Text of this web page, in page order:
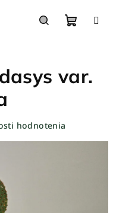
košík
var.
hodnotenia